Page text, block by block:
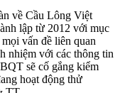
về Cầu Lông Việt
lập từ 2012 với mục
vấn đề liên quan
nhiệm với các thông tin
sẽ cố gắng kiểm
hoạt động thử